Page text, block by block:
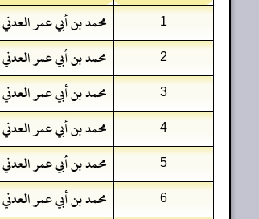
1 محمد بن أبي عمر العدني
2 محمد بن أبي عمر العدني
3 محمد بن أبي عمر العدني
4 محمد بن أبي عمر العدني
5 محمد بن أبي عمر العدني
6 محمد بن أبي عمر العدني